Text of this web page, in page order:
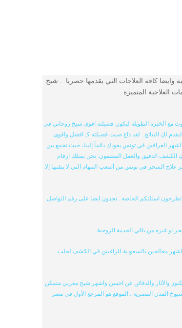
الروحانية وايضا كافة العلاجات التي يقدمها حصريا . شيخ
المتميزة .
الخبرة الطويلة ليكون فضيلته اقوى شيخ روحاني في
لكِ النتائج . لقد ذاع صيت فضيلته كـ افضل واقوى
العرافين في تونس يقودكِ دائماً إلينا، حيث نجمع بين
الدقيق والعمل المضمون. نحن نمتلك ارقام
السحر في تونس من أصعب المهام التي لا يتقنها إلا
تطرحون اسئلتكم الخاصة . تجدون ايضا على رقم التواصل
او غيره من باقي الخدمة الروحية .
معالجين بالسعودية للراغبين في الكشف لجلب
والآثار والدفائن عن احسن واشهر شيخ مغربي متمكن
المدن المصرية ، الموقع هو المرجع الأول في مصر